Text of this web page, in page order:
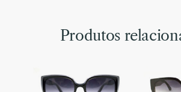
Produtos